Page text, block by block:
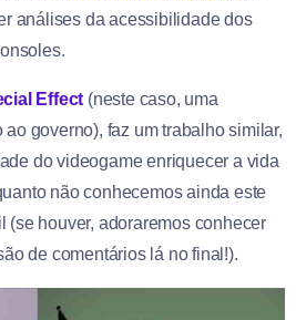
análises da acessibilidade dos
Effect(neste caso, uma
governo), faz um trabalho similar,
do videogame enriquecer a vida
não conhecemos ainda este
(se houver, adoraremos conhecer
de comentários lá no final!).